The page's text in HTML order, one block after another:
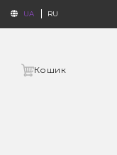
UA RU
Кошик